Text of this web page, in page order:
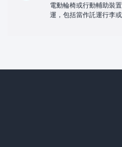
電動輪椅或行動輔助裝
運，包括當作託運行李或